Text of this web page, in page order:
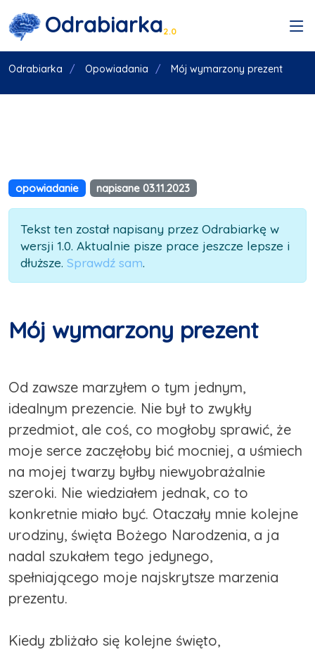
Odrabiarka2.0
Odrabiarka Opowiadania Mój wymarzony prezent
opowiadanie napisane 03.11.2023
Tekst ten został napisany przez Odrabiarkę w
wersji 1.0. Aktualnie pisze prace jeszcze lepsze i
dłuższe. Sprawdź sam.
Mój wymarzony prezent
Od zawsze marzyłem o tym jednym,
idealnym prezencie. Nie był to zwykły
przedmiot, ale coś, co mogłoby sprawić, że
moje serce zaczęłoby bić mocniej, a uśmiech
na mojej twarzy byłby niewyobrażalnie
szeroki. Nie wiedziałem jednak, co to
konkretnie miało być. Otaczały mnie kolejne
urodziny, święta Bożego Narodzenia, a ja
nadal szukałem tego jedynego,
spełniającego moje najskrytsze marzenia
prezentu.
Kiedy zbliżało się kolejne święto,